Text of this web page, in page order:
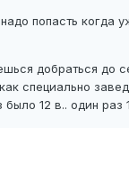
попасть когда
добраться до
специально
12 в.. один раз